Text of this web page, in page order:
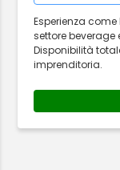
Esperienza
settore beverage
Disponibilità
imprenditoria.